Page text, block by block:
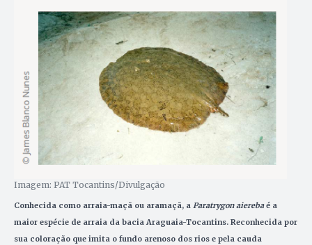
Imagem: PAT Tocantins/Divulgação
Conhecida como arraia-maçã ou aramaçã, a Paratrygon aierebaé a
maior espécie de arraia da bacia Araguaia-Tocantins. Reconhecida por
sua coloração que imita o fundo arenoso dos rios e pela cauda